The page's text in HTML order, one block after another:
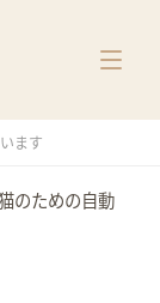
ます
のための自動